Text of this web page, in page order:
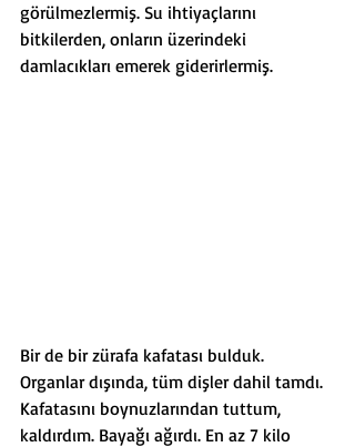
görülmezlermiş. Su ihtiyaçlarını
bitkilerden, onların üzerindeki
damlacıkları emerek giderirlermiş.
Bir de bir zürafa kafatası bulduk.
Organlar dışında, tüm dişler dahil tamdı.
Kafatasını boynuzlarından tuttum,
kaldırdım. Bayağı ağırdı. En az 7 kilo